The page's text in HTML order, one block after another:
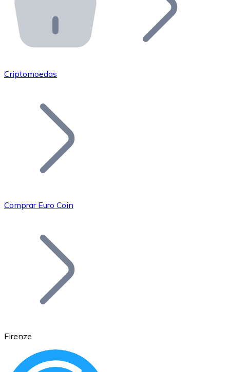
API Bitnovo
Integre nossa API no seu ecossistema.
Junte-se à nossa rede de revendedores e comercialize
Adicione o token do seu projeto ao nosso serviço de
Bitcoin
Criptomoedas
Comprar Euro Coin
Firenze